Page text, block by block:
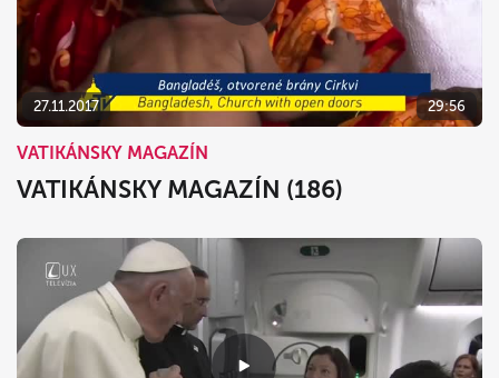
27.11.2017 29:56
VATIKÁNSKY MAGAZÍN
VATIKÁNSKY MAGAZÍN (186)